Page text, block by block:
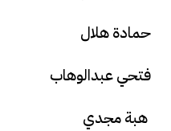
حمادة هلال
فتحي عبدالوهاب
هبة مجدي